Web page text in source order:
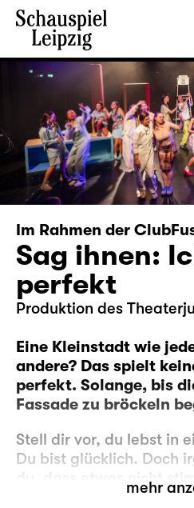
Im Rahmen der
Sag ihnen:
perfekt
Produktion des
Eine Kleinstadt wie
andere? Das spielt
perfekt. Solange, bis
Fassade zu bröckeln
Stell dir vor, du lebst in
Du bist glücklich. Doch
du, dass etwas nicht
nur eine kleine Blase ist
mehr